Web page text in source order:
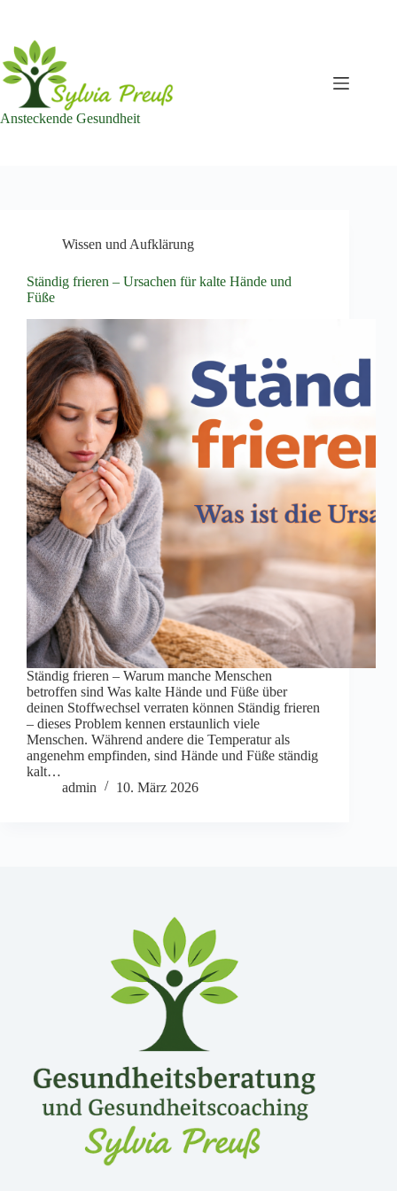
springen
Ansteckende Gesundheit
Wissen und Aufklärung
Ständig frieren – Ursachen für kalte Hände und
Füße
Ständig frieren – Warum manche Menschen
betroffen sind Was kalte Hände und Füße über
deinen Stoffwechsel verraten können Ständig frieren
– dieses Problem kennen erstaunlich viele
Menschen. Während andere die Temperatur als
angenehm empfinden, sind Hände und Füße ständig
kalt…
admin
10. März 2026